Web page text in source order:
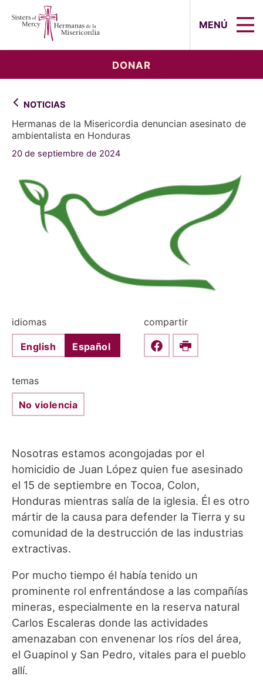
MENÚ
DONAR
NOTICIAS
Hermanas de la Misericordia denuncian asesinato de
ambientalista en Honduras
20 de septiembre de 2024
idiomas
English Español
compartir
Share this on Facebook
Print
temas
No violencia
Nosotras estamos acongojadas por el
homicidio de Juan López quien fue asesinado
el 15 de septiembre en Tocoa, Colon,
Honduras mientras salía de la iglesia. Él es otro
mártir de la causa para defender la Tierra y su
comunidad de la destrucción de las industrias
extractivas.
Por mucho tiempo él había tenido un
prominente rol enfrentándose a las compañías
mineras, especialmente en la reserva natural
Carlos Escaleras donde las actividades
amenazaban con envenenar los ríos del área,
el Guapinol y San Pedro, vitales para el pueblo
allí.